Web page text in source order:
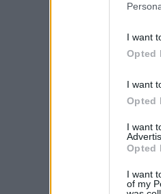
I want
Opted
I want
Opted
I want
Opted
I want
of my